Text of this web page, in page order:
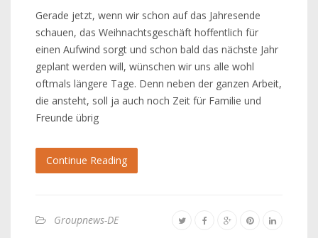
Gerade jetzt, wenn wir schon auf das Jahresende
schauen, das Weihnachtsgeschäft hoffentlich für
einen Aufwind sorgt und schon bald das nächste Jahr
geplant werden will, wünschen wir uns alle wohl
oftmals längere Tage. Denn neben der ganzen Arbeit,
die ansteht, soll ja auch noch Zeit für Familie und
Freunde übrig
Continue Reading
Groupnews-DE